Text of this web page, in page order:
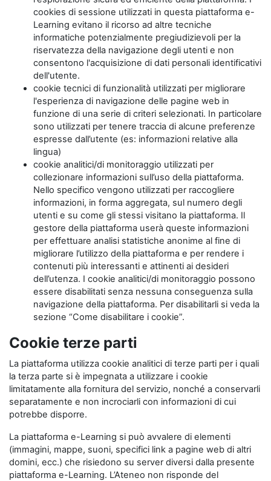
cookies di sessione utilizzati in questa piattaforma e-
Learning evitano il ricorso ad altre tecniche
informatiche potenzialmente pregiudizievoli per la
riservatezza della navigazione degli utenti e non
consentono l'acquisizione di dati personali identificativi
dell'utente.
cookie tecnici di funzionalità utilizzati per migliorare
l'esperienza di navigazione delle pagine web in
funzione di una serie di criteri selezionati. In particolare
sono utilizzati per tenere traccia di alcune preferenze
espresse dall’utente (es: informazioni relative alla
lingua)
cookie analitici/di monitoraggio utilizzati per
collezionare informazioni sull’uso della piattaforma.
Nello specifico vengono utilizzati per raccogliere
informazioni, in forma aggregata, sul numero degli
utenti e su come gli stessi visitano la piattaforma. Il
gestore della piattaforma userà queste informazioni
per effettuare analisi statistiche anonime al fine di
migliorare l’utilizzo della piattaforma e per rendere i
contenuti più interessanti e attinenti ai desideri
dell’utenza. I cookie analitici/di monitoraggio possono
essere disabilitati senza nessuna conseguenza sulla
navigazione della piattaforma. Per disabilitarli si veda la
sezione “Come disabilitare i cookie”.
Cookie terze parti
La piattaforma utilizza cookie analitici di terze parti per i quali
la terza parte si è impegnata a utilizzare i cookie
limitatamente alla fornitura del servizio, nonché a conservarli
separatamente e non incrociarli con informazioni di cui
potrebbe disporre.
La piattaforma e-Learning si può avvalere di elementi
(immagini, mappe, suoni, specifici link a pagine web di altri
domini, ecc.) che risiedono su server diversi dalla presente
piattaforma e-Learning. L’Ateneo non risponde del